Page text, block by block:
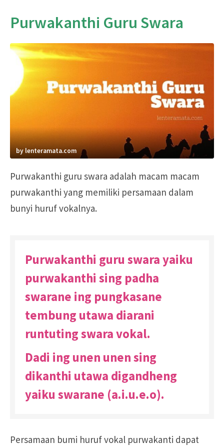
Purwakanthi Guru Swara
by lenteramata.com
Purwakanthi guru swara adalah macam macam
purwakanthi yang memiliki persamaan dalam
bunyi huruf vokalnya.
Purwakanthi guru swara yaiku
purwakanthi sing padha
swarane ing pungkasane
tembung utawa diarani
runtuting swara vokal.
Dadi ing unen unen sing
dikanthi utawa digandheng
yaiku swarane (a.i.u.e.o).
Persamaan bumi huruf vokal purwakanti dapat